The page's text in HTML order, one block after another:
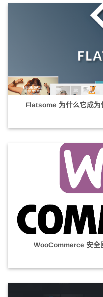
Flatsome 为什么它成
WooCommerce 安全